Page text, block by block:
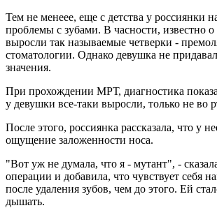
Тем не менеее, еще с детства у россиянки
проблемы с зубами. В часности, известно
выросли так называемые четверки -
стоматологии. Однако девушка не
значения.
При прохождении МРТ, диагностика
у девушки все-таки выросли, только не во
После этого, россиянка рассказала, что у
ощущение заложенности носа.
"Вот уж не думала, что я - мутант", -
операции и добавила, что чувствует себя
после удаления зубов, чем до этого. Ей
дышать.